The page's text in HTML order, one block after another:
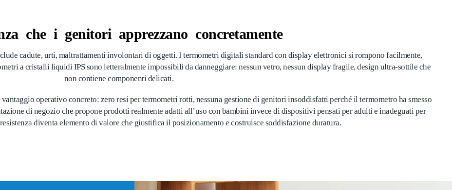
che i genitori apprezzano concretamente
cadute, urti, maltrattamenti involontari di oggetti. I termometri digitali standard con display elettronici si rompono facilmente,
a cristalli liquidi IPS sono letteralmente impossibili da danneggiare: nessun vetro, nessun display fragile, design ultra-sottile che
non contiene componenti delicati.
operativo concreto: zero resi per termometri rotti, nessuna gestione di genitori insoddisfatti perché il termometro ha smesso
di negozio che propone prodotti realmente adatti all’uso con bambini invece di dispositivi pensati per adulti e inadeguati per
diventa elemento di valore che giustifica il posizionamento e costruisce soddisfazione duratura.